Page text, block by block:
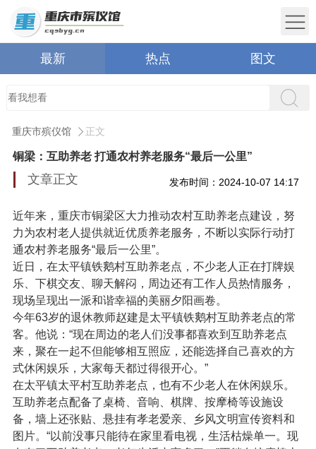
最新 热点 图文
重庆市殡仪馆 正文
铜梁：互助养老 打通农村养老服务“最后一公里”
文章正文 发布时间：2024-10-07 14:17
近年来，重庆市铜梁区大力推动农村互助养老点建设，努
力为农村老人提供就近优质养老服务，不断以实际行动打
通农村养老服务“最后一公里”。
近日，在太平镇铁鹅村互助养老点，不少老人正在打牌娱
乐、下棋交友、聊天解闷，周边还有工作人员热情服务，
现场呈现出一派和谐幸福的美丽夕阳画卷。
今年63岁的退休教师赵建是太平镇铁鹅村互助养老点的常
客。他说：“现在周边的老人们没事都喜欢到互助养老点
来，聚在一起不但能够相互照应，还能选择自己喜欢的方
式休闲娱乐，大家每天都过得很开心。”
在太平镇太平村互助养老点，也有不少老人在休闲娱乐。
互助养老点配备了桌椅、音响、棋牌、按摩椅等设施设
备，墙上还张贴、悬挂有孝老爱亲、乡风文明宣传资料和
图片。“以前没事只能待在家里看电视，生活枯燥单一。现